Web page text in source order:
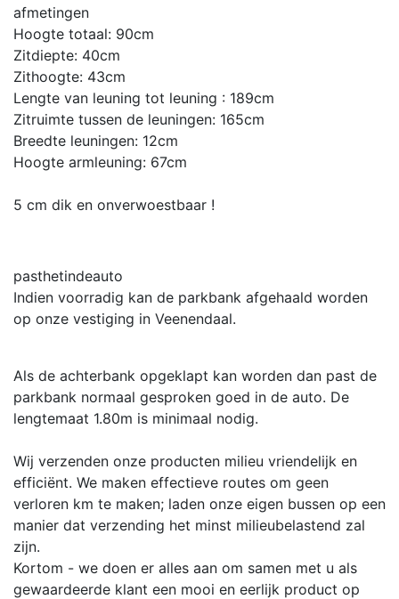
afmetingen
Hoogte totaal: 90cm
Zitdiepte: 40cm
Zithoogte: 43cm
Lengte van leuning tot leuning : 189cm
Zitruimte tussen de leuningen: 165cm
Breedte leuningen: 12cm
Hoogte armleuning: 67cm
5 cm dik en onverwoestbaar !
pasthetindeauto
Indien voorradig kan de parkbank afgehaald worden
op onze vestiging in Veenendaal.
Als de achterbank opgeklapt kan worden dan past de
parkbank normaal gesproken goed in de auto. De
lengtemaat 1.80m is minimaal nodig.
Wij verzenden onze producten milieu vriendelijk en
efficiënt. We maken effectieve routes om geen
verloren km te maken; laden onze eigen bussen op een
manier dat verzending het minst milieubelastend zal
zijn.
Kortom - we doen er alles aan om samen met u als
gewaardeerde klant een mooi en eerlijk product op